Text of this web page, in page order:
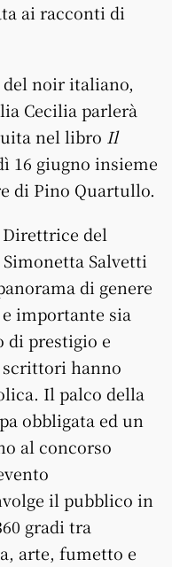
ai racconti di
del noir italiano,
Cecilia parlerà
nel libro Il
16 giugno insieme
di Pino Quartullo.
Direttrice del
Salvetti
di genere
importante sia
di prestigio e
scrittori hanno
Il palco della
obbligata ed un
al concorso
il pubblico in
gradi tra
arte, fumetto e